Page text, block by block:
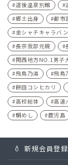
道後温泉別館
郷土出身
都市
金シャチキャラバン
長宗我部元親
関西地方NO.1男子
飛鳥乃湯
飛鳥
餅田コシヒカリ
高校総体
高速
鯛めし
鹿児島
新規会員登録